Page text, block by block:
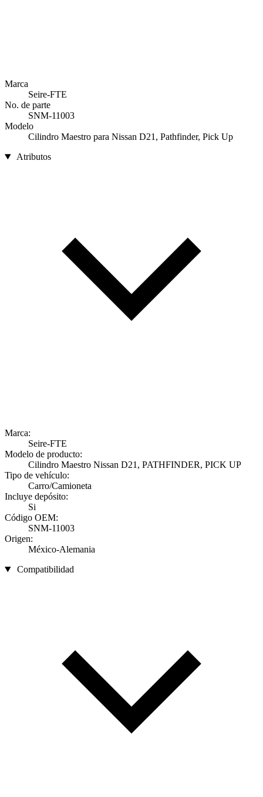
Marca
Seire-FTE
No. de parte
SNM-11003
Modelo
Cilindro Maestro para Nissan D21, Pathfinder, Pick Up
Atributos
Marca:
Seire-FTE
Modelo de producto:
Cilindro Maestro Nissan D21, PATHFINDER, PICK UP
Tipo de vehículo:
Carro/Camioneta
Incluye depósito:
Si
Código OEM:
SNM-11003
Origen:
México-Alemania
Compatibilidad